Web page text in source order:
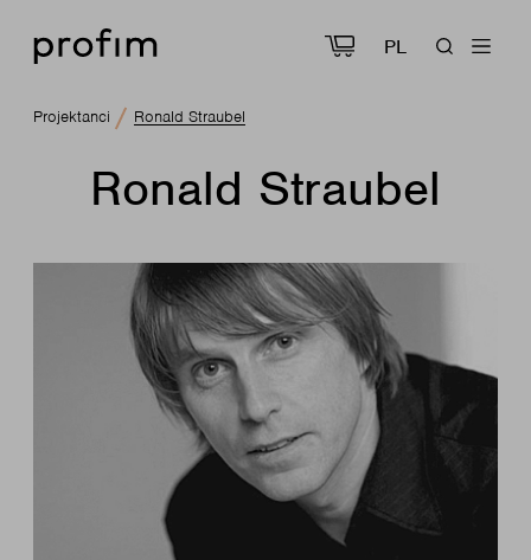
PL
Projektanci Ronald Straubel
Ronald Straubel